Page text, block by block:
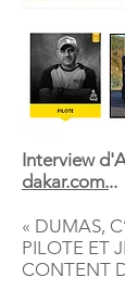
Interview
dakar.com...
« DUMAS,
PILOTE ET
CONTENT